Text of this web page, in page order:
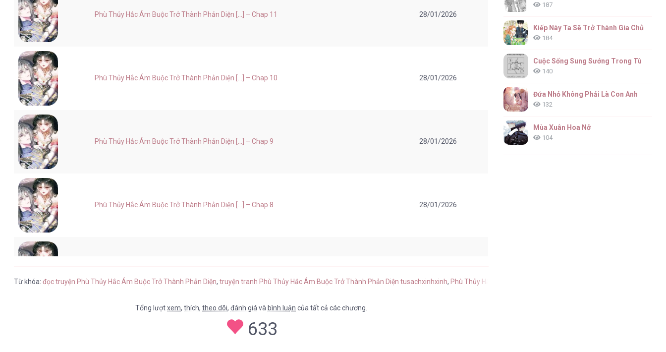
Phù Thủy Hắc Ám Buộc Trở Thành Phản Diện [...] – Chap 11 28/01/2026
Phù Thủy Hắc Ám Buộc Trở Thành Phản Diện [...] – Chap 10 28/01/2026
Phù Thủy Hắc Ám Buộc Trở Thành Phản Diện [...] – Chap 9 28/01/2026
Phù Thủy Hắc Ám Buộc Trở Thành Phản Diện [...] – Chap 8 28/01/2026
Phù Thủy Hắc Ám Buộc Trở Thành Phản Diện [...] – Chap 6
Từ khóa:đọc truyện Phù Thủy Hắc Ám Buộc Trở Thành Phản Diện,truyện tranh Phù Thủy Hắc Ám Buộc Trở Thành Phản Diện tusachxinhxinh,Phù Thủy Hắc Ám Buộc Trở Thành Phản Diện tiếng Việt
Tổng lượtxem,thích,theo dõi,đánh giá vàbình luận của tất cả các chương.
633
187
Kiếp Này Ta Sẽ Trở Thành Gia Chủ
184
Cuộc Sống Sung Sướng Trong Tù
140
Đứa Nhỏ Không Phải Là Con Anh
132
Mùa Xuân Hoa Nở
104